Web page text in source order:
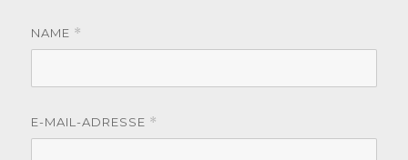
NAME *
E-MAIL-ADRESSE *